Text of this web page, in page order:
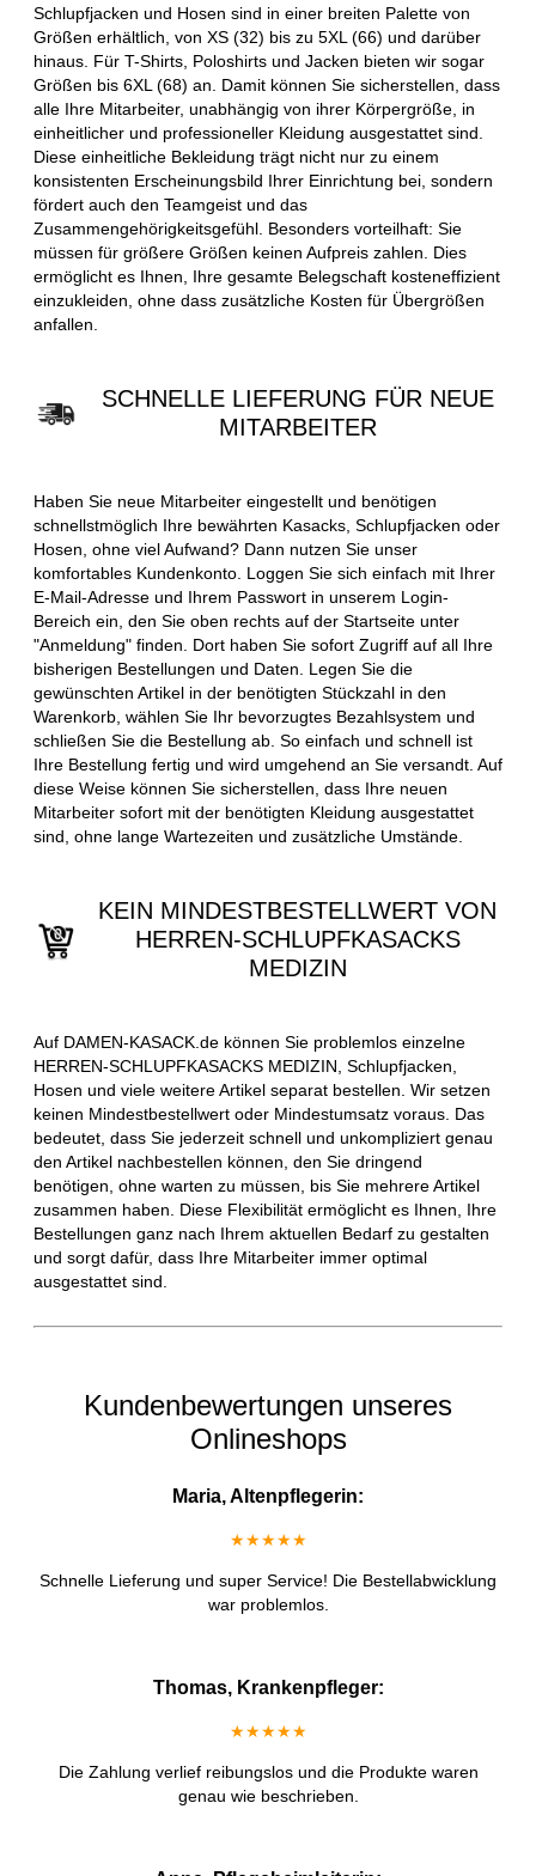
Schlupfjacken und Hosen sind in einer breiten Palette von
Größen erhältlich, von XS (32) bis zu 5XL (66) und darüber
hinaus. Für T-Shirts, Poloshirts und Jacken bieten wir sogar
Größen bis 6XL (68) an. Damit können Sie sicherstellen, dass
alle Ihre Mitarbeiter, unabhängig von ihrer Körpergröße, in
einheitlicher und professioneller Kleidung ausgestattet sind.
Diese einheitliche Bekleidung trägt nicht nur zu einem
konsistenten Erscheinungsbild Ihrer Einrichtung bei, sondern
fördert auch den Teamgeist und das
Zusammengehörigkeitsgefühl. Besonders vorteilhaft: Sie
müssen für größere Größen keinen Aufpreis zahlen. Dies
ermöglicht es Ihnen, Ihre gesamte Belegschaft kosteneffizient
einzukleiden, ohne dass zusätzliche Kosten für Übergrößen
anfallen.
SCHNELLE LIEFERUNG FÜR NEUE
MITARBEITER
Haben Sie neue Mitarbeiter eingestellt und benötigen
schnellstmöglich Ihre bewährten Kasacks, Schlupfjacken oder
Hosen, ohne viel Aufwand? Dann nutzen Sie unser
komfortables Kundenkonto. Loggen Sie sich einfach mit Ihrer
E-Mail-Adresse und Ihrem Passwort in unserem Login-
Bereich ein, den Sie oben rechts auf der Startseite unter
"Anmeldung" finden. Dort haben Sie sofort Zugriff auf all Ihre
bisherigen Bestellungen und Daten. Legen Sie die
gewünschten Artikel in der benötigten Stückzahl in den
Warenkorb, wählen Sie Ihr bevorzugtes Bezahlsystem und
schließen Sie die Bestellung ab. So einfach und schnell ist
Ihre Bestellung fertig und wird umgehend an Sie versandt. Auf
diese Weise können Sie sicherstellen, dass Ihre neuen
Mitarbeiter sofort mit der benötigten Kleidung ausgestattet
sind, ohne lange Wartezeiten und zusätzliche Umstände.
KEIN MINDESTBESTELLWERT VON
HERREN-SCHLUPFKASACKS
MEDIZIN
Auf DAMEN-KASACK.de können Sie problemlos einzelne
HERREN-SCHLUPFKASACKS MEDIZIN, Schlupfjacken,
Hosen und viele weitere Artikel separat bestellen. Wir setzen
keinen Mindestbestellwert oder Mindestumsatz voraus. Das
bedeutet, dass Sie jederzeit schnell und unkompliziert genau
den Artikel nachbestellen können, den Sie dringend
benötigen, ohne warten zu müssen, bis Sie mehrere Artikel
zusammen haben. Diese Flexibilität ermöglicht es Ihnen, Ihre
Bestellungen ganz nach Ihrem aktuellen Bedarf zu gestalten
und sorgt dafür, dass Ihre Mitarbeiter immer optimal
ausgestattet sind.
Kundenbewertungen unseres
Onlineshops
Maria, Altenpflegerin:
★★★★★
Schnelle Lieferung und super Service! Die Bestellabwicklung
war problemlos.
Thomas, Krankenpfleger:
★★★★★
Die Zahlung verlief reibungslos und die Produkte waren
genau wie beschrieben.